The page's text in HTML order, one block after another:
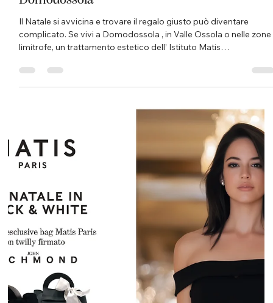
valorizzare ogni tipo di pelle con protocolli personalizzati e
prodotti profess